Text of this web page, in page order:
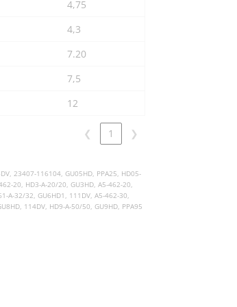
4,75
4,3
7.20
7,5
12
❮ 1 ❯
23407-116104, GU05HD, PPA25, HD05-
20, HD3-A-20/20, GU3HD, A5-462-20,
A-32/32, GU6HD1, 111DV, A5-462-30,
114DV, HD9-A-50/50, GU9HD, PPA95